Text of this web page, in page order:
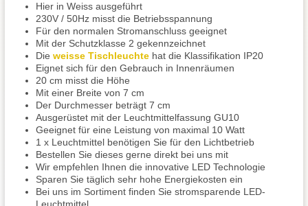
Hier in Weiss ausgeführt
230V / 50Hz misst die Betriebsspannung
Für den normalen Stromanschluss geeignet
Mit der Schutzklasse 2 gekennzeichnet
Die weisse Tischleuchte hat die Klassifikation IP20
Eignet sich für den Gebrauch in Innenräumen
20 cm misst die Höhe
Mit einer Breite von 7 cm
Der Durchmesser beträgt 7 cm
Ausgerüstet mit der Leuchtmittelfassung GU10
Geeignet für eine Leistung von maximal 10 Watt
1 x Leuchtmittel benötigen Sie für den Lichtbetrieb
Bestellen Sie dieses gerne direkt bei uns mit
Wir empfehlen Ihnen die innovative LED Technologie
Sparen Sie täglich sehr hohe Energiekosten ein
Bei uns im Sortiment finden Sie stromsparende LED-